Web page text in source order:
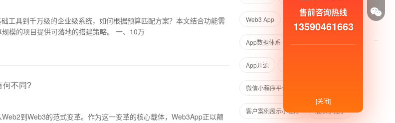
工具到千万级的企业级系统，如何根据预算匹配方案？本文结合功能需
求、技术架构与成本构成，为不同预算规模的项目提供可落地的搭建策略。 一、10万
何不同?
到Web3的范式变革。作为这一变革的核心载体，Web3App正以颠
Web3 App 区块链技术
App数据体系
App开源
微信小程序平台
客户案例展示小程序 展示小程序
售前咨询热线
13590461663
[关闭]